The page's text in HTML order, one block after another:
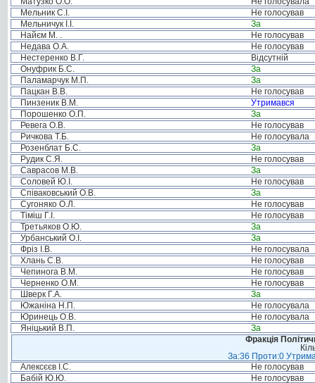
Мельник С.І.
Не голосував
Мельничук І.І.
За
Найєм М. .
Не голосував
Недава О.А.
Не голосував
Нестеренко В.Г.
Відсутній
Онуфрик Б.С.
За
Паламарчук М.П.
За
Пацкан В.В.
Не голосував
Пинзеник В.М.
Утримався
Порошенко О.П.
За
Ревега О.В.
Не голосував
Ричкова Т.Б.
Не голосувала
Розенблат Б.С.
За
Рудик С.Я.
Не голосував
Саврасов М.В.
За
Соловей Ю.І.
Не голосував
Співаковський О.В.
За
Сугоняко О.Л.
Не голосував
Тіміш Г.І.
Не голосував
Третьяков О.Ю.
За
Урбанський О.І.
За
Фріз І.В.
Не голосувала
Хлань С.В.
Не голосував
Чепинога В.М.
Не голосував
Черненко О.М.
Не голосував
Шверк Г.А.
За
Южаніна Н.П.
Не голосувала
Юринець О.В.
Не голосувала
Яніцький В.П.
За
Фракція
За:36 Проти:0
Алексєєв І.С.
Не голосував
Бабій Ю.Ю.
Не голосував